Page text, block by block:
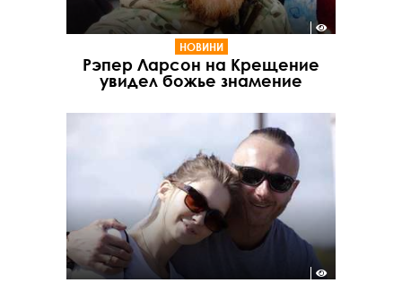
НОВИНИ
Рэпер Ларсон на Крещение
увидел божье знамение